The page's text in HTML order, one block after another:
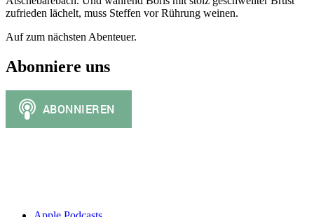
zufrieden lächelt, muss Steffen vor Rührung weinen.
Auf zum nächsten Abenteuer.
Abonniere uns